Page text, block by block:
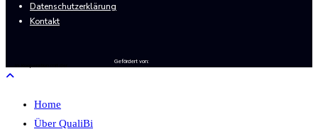
Datenschutzerklärung
Kontakt
Gefördert von:
Home
Über QualiBi